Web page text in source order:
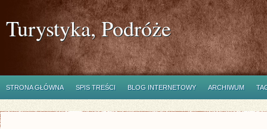
Turystyka, Podróże
STRONA GŁÓWNA SPIS TREŚCI BLOG INTERNETOWY ARCHIWUM